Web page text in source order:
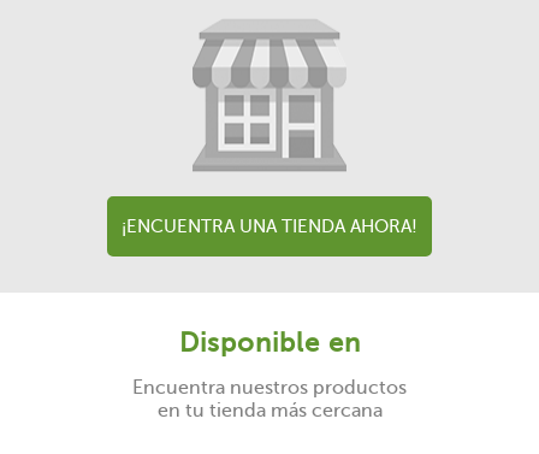
¡ENCUENTRA UNA TIENDA AHORA!
Disponible en
Encuentra nuestros productos
en tu tienda más cercana